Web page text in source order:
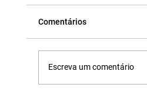
Salas de
Comentários
Escreva um comentário